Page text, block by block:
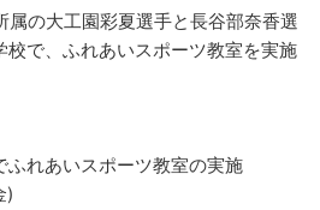
属の大工園彩夏選手と長谷部奈香選
で、ふれあいスポーツ教室を実施
れあいスポーツ教室の実施
)